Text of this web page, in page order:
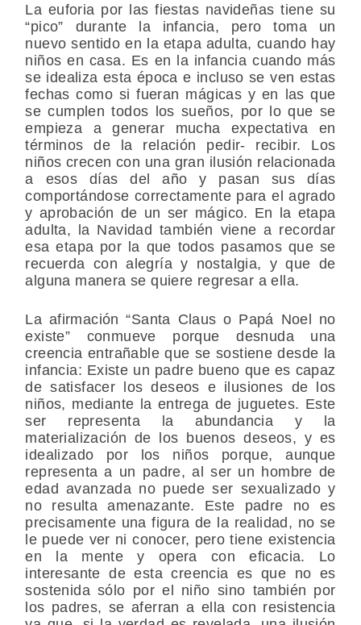
La euforia por las fiestas navideñas tiene su
“pico” durante la infancia, pero toma un
nuevo sentido en la etapa adulta, cuando hay
niños en casa. Es en la infancia cuando más
se idealiza esta época e incluso se ven estas
fechas como si fueran mágicas y en las que
se cumplen todos los sueños, por lo que se
empieza a generar mucha expectativa en
términos de la relación pedir- recibir. Los
niños crecen con una gran ilusión relacionada
a esos días del año y pasan sus días
comportándose correctamente para el agrado
y aprobación de un ser mágico. En la etapa
adulta, la Navidad también viene a recordar
esa etapa por la que todos pasamos que se
recuerda con alegría y nostalgia, y que de
alguna manera se quiere regresar a ella.
La afirmación “Santa Claus o Papá Noel no
existe” conmueve porque desnuda una
creencia entrañable que se sostiene desde la
infancia: Existe un padre bueno que es capaz
de satisfacer los deseos e ilusiones de los
niños, mediante la entrega de juguetes. Este
ser representa la abundancia y la
materialización de los buenos deseos, y es
idealizado por los niños porque, aunque
representa a un padre, al ser un hombre de
edad avanzada no puede ser sexualizado y
no resulta amenazante. Este padre no es
precisamente una figura de la realidad, no se
le puede ver ni conocer, pero tiene existencia
en la mente y opera con eficacia. Lo
interesante de esta creencia es que no es
sostenida sólo por el niño sino también por
los padres, se aferran a ella con resistencia